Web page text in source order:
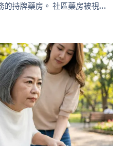
持牌藥房。 社區藥房被視為
基層醫療及社區藥房計劃下，
，包括參與政府資助藥物計劃和
社區藥房由誰／哪些團體營
屬單一類型機構，主要營運者
公司 非牟利機構及慈善團體
等） 醫院及醫療機構（如博愛